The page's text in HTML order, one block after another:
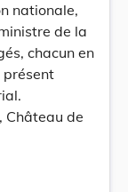
nationale,
de la
chacun en
présent
Château de